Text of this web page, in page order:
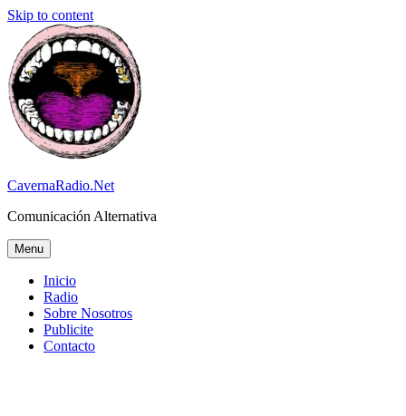
Skip to content
CavernaRadio.Net
Comunicación Alternativa
Menu
Inicio
Radio
Sobre Nosotros
Publicite
Contacto